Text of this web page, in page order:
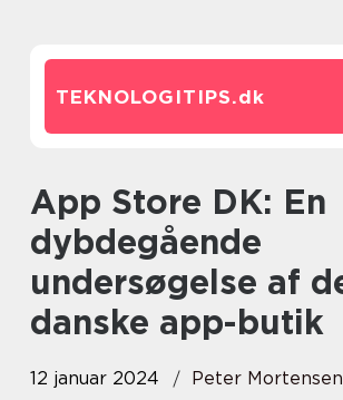
TEKNOLOGITIPS.dk
App Store DK: En
dybdegående
undersøgelse af
danske app-butik
12 januar 2024
Peter Mortensen